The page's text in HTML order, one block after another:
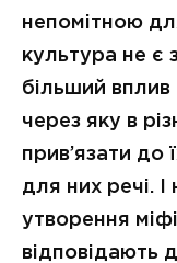
непомітною
культура не є
більший
через яку в
прив’язати до
для них речі. І
утворення
відповідають